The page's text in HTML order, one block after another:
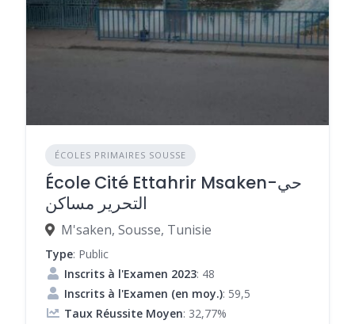
ÉCOLES PRIMAIRES SOUSSE
École Cité Ettahrir Msaken-حي
التحرير مساكن
M'saken, Sousse, Tunisie
Type: Public
Inscrits à l'Examen 2023: 48
Inscrits à l'Examen (en moy.): 59,5
Taux Réussite Moyen: 32,77%